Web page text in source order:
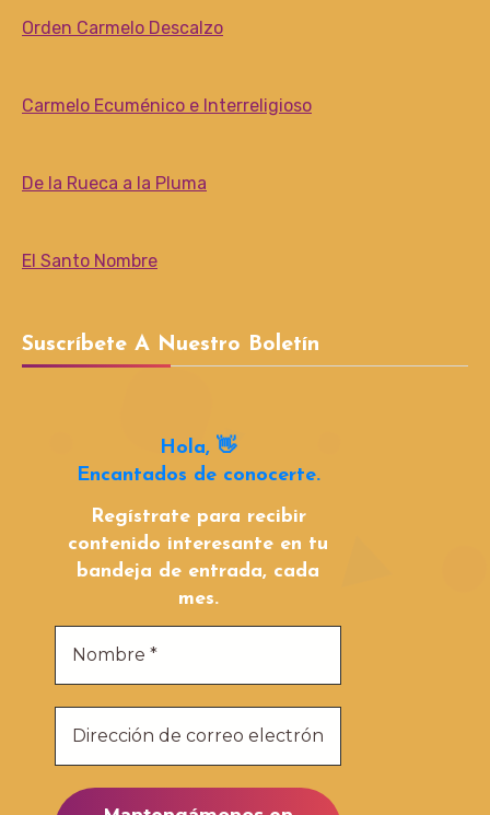
Orden Carmelo Descalzo
Carmelo Ecuménico e Interreligioso
De la Rueca a la Pluma
El Santo Nombre
Suscríbete A Nuestro Boletín
Hola, 👋
Encantados de conocerte.
Regístrate para recibir
contenido interesante en tu
bandeja de entrada, cada
mes.